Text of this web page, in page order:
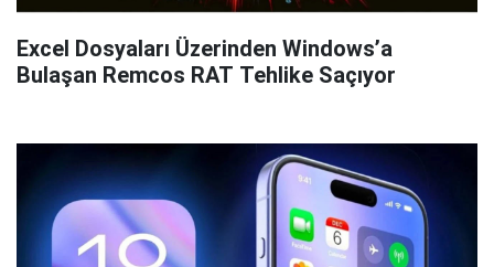
Excel Dosyaları Üzerinden Windows’a
Bulaşan Remcos RAT Tehlike Saçıyor